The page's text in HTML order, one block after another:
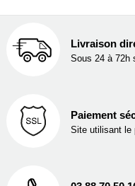
Livraison
Sous 24 à 72h
Paiement
Site utilisant le